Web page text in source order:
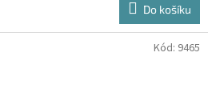
Do košíku
Kód: 9465